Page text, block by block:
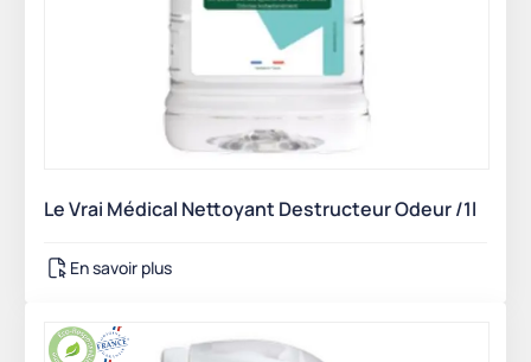
Le Vrai Médical Nettoyant Destructeur Odeur /1l
En savoir plus